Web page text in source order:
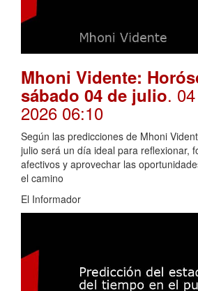
Mhoni Vidente:
sábado 04 de julio.
2026 06:10
Según las predicciones de Mhoni
julio será un día ideal para reflexionar,
afectivos y aprovechar las
el camino
El Informador